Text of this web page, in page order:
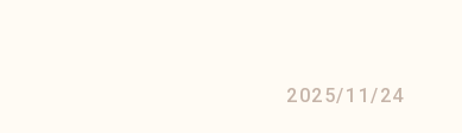
2025/11/24